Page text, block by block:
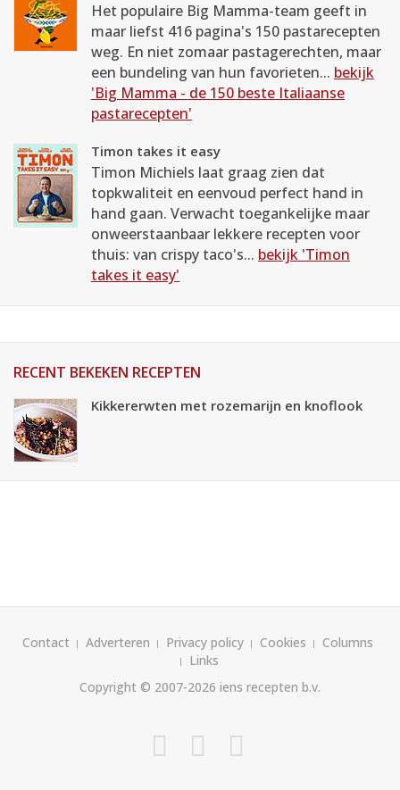
Het populaire Big Mamma-team geeft in
maar liefst 416 pagina's 150 pastarecepten
weg. En niet zomaar pastagerechten, maar
een bundeling van hun favorieten... bekijk
'Big Mamma - de 150 beste Italiaanse
pastarecepten'
Timon takes it easy
Timon Michiels laat graag zien dat
topkwaliteit en eenvoud perfect hand in
hand gaan. Verwacht toegankelijke maar
onweerstaanbaar lekkere recepten voor
thuis: van crispy taco's... bekijk 'Timon
takes it easy'
RECENT BEKEKEN RECEPTEN
Kikkererwten met rozemarijn en knoflook
Contact Adverteren Privacy policy Cookies
Columns
Links
Copyright © 2007-2026 iens recepten b.v.